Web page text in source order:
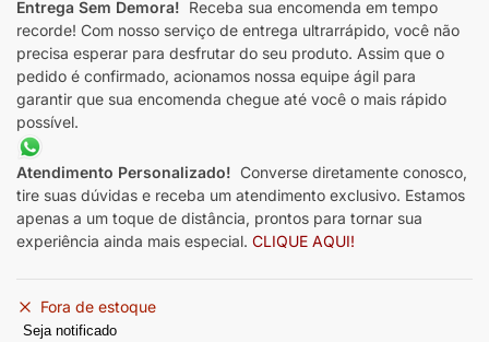
Entrega Sem Demora! Receba sua encomenda em tempo
recorde! Com nosso serviço de entrega ultrarrápido, você não
precisa esperar para desfrutar do seu produto. Assim que o
pedido é confirmado, acionamos nossa equipe ágil para
garantir que sua encomenda chegue até você o mais rápido
possível.
Atendimento Personalizado! Converse diretamente conosco,
tire suas dúvidas e receba um atendimento exclusivo. Estamos
apenas a um toque de distância, prontos para tornar sua
experiência ainda mais especial. CLIQUE AQUI!
Fora de estoque
Seja notificado